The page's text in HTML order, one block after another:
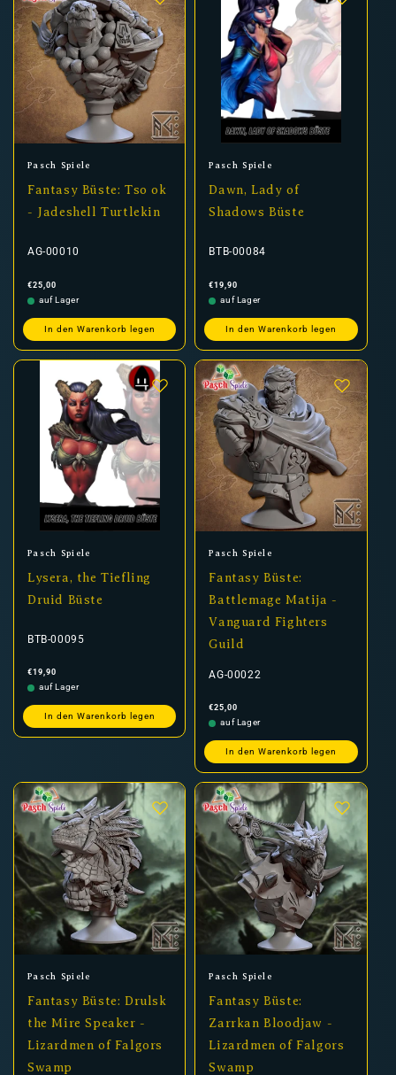
Anbieter:
Pasch Spiele
Fantasy Büste: Tso ok
- Jadeshell Turtlekin
AG-00010
Normaler
Preis
€25,00
auf Lager
In den Warenkorb legen
Anbieter:
Pasch Spiele
Dawn, Lady of
Shadows Büste
BTB-00084
Normaler
Preis
€19,90
auf Lager
In den Warenkorb legen
Anbieter:
Pasch Spiele
Lysera, the Tiefling
Druid Büste
BTB-00095
Normaler
Preis
€19,90
auf Lager
In den Warenkorb legen
Anbieter:
Pasch Spiele
Fantasy Büste:
Battlemage Matija -
Vanguard Fighters
Guild
AG-00022
Normaler
Preis
€25,00
auf Lager
In den Warenkorb legen
Anbieter:
Pasch Spiele
Fantasy Büste: Drulsk
the Mire Speaker -
Lizardmen of Falgors
Swamp
Anbieter:
Pasch Spiele
Fantasy Büste:
Zarrkan Bloodjaw -
Lizardmen of Falgors
Swamp